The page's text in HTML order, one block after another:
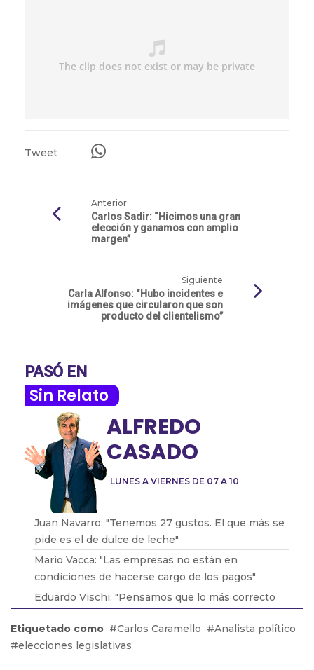
Tweet
Anterior
Carlos Sadir: “Hicimos una gran
elección y ganamos con amplio
margen”
Siguiente
Carla Alfonso: “Hubo incidentes e
imágenes que circularon que son
producto del clientelismo”
PASÓ EN
Sin Relato
LUNES A VIERNES DE 07 A 10
ALFREDO
CASADO
Juan Navarro: "Tenemos 27 gustos. El que más se
pide es el de dulce de leche"
Mario Vacca: "Las empresas no están en
condiciones de hacerse cargo de los pagos"
Eduardo Vischi: "Pensamos que lo más correcto
Lic. Eduardo Lavorato: "Que los padres consuman
con sus hijos les genera una dependencia"
Etiquetado como Carlos Caramello
Analista político
elecciones legislativas